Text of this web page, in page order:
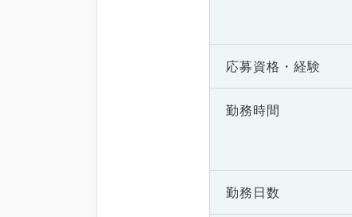
応募資格・ 経験
勤務時間
勤務日数